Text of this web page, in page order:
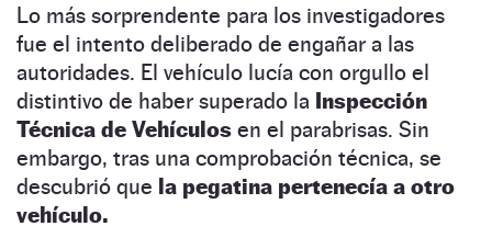
Lo más sorprendente para los investigadores
fue el intento deliberado de engañar a las
autoridades. El vehículo lucía con orgullo el
distintivo de haber superado la Inspección
Técnica de Vehículos en el parabrisas. Sin
embargo, tras una comprobación técnica, se
descubrió que la pegatina pertenecía a otro
vehículo.